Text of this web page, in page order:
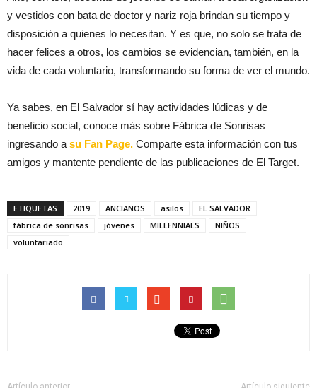
y vestidos con bata de doctor y nariz roja brindan su tiempo y
disposición a quienes lo necesitan. Y es que, no solo se trata de
hacer felices a otros, los cambios se evidencian, también, en la
vida de cada voluntario, transformando su forma de ver el mundo.
Ya sabes, en El Salvador sí hay actividades lúdicas y de
beneficio social, conoce más sobre Fábrica de Sonrisas
ingresando a su Fan Page. Comparte esta información con tus
amigos y mantente pendiente de las publicaciones de El Target.
ETIQUETAS 2019 ANCIANOS asilos
EL SALVADOR
fábrica de sonrisas
jóvenes MILLENNIALS
NIÑOS
voluntariado